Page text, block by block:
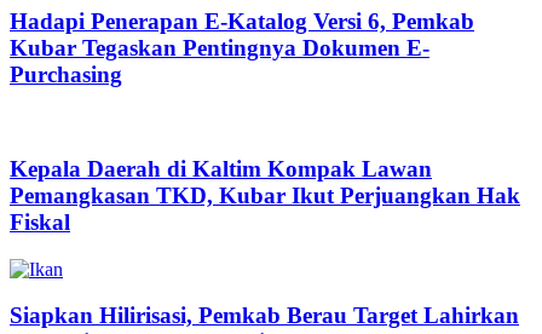
Hadapi Penerapan E-Katalog Versi 6, Pemkab
Kubar Tegaskan Pentingnya Dokumen E-
Purchasing
Kepala Daerah di Kaltim Kompak Lawan
Pemangkasan TKD, Kubar Ikut Perjuangkan Hak
Fiskal
Siapkan Hilirisasi, Pemkab Berau Target Lahirkan